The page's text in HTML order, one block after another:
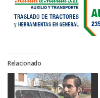
Relacionado